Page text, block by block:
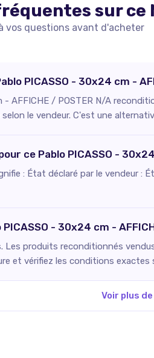
sur ce
vos questions avant d'acheter
PICASSO - 30x24 cm -
- AFFICHE / POSTER N/A
le vendeur. C'est une
ce Pablo PICASSO -
: État déclaré par le vendeur :
- 30x24 cm -
produits reconditionnés
et vérifiez les conditions exactes
Voir plus